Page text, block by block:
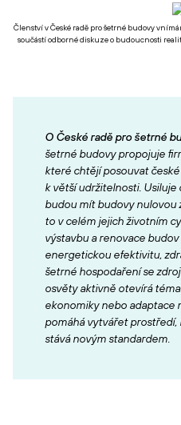
Členství v České radě pro šetrné budovy
součástí odborné diskuze o budoucnosti
O České radě pro šetrné
šetrné budovy propojuje
které chtějí posouvat
k větší udržitelnosti. Usiluje
budou mít budovy nulovou
to v celém jejich životním
výstavbu a renovace budov
energetickou efektivitu,
šetrné hospodaření se
osvěty aktivně otevírá
ekonomiky nebo adaptace
pomáhá vytvářet
stává novým standardem.